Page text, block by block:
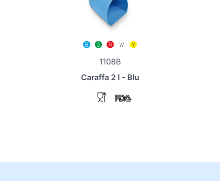
1108B
Caraffa 2 l - Blu